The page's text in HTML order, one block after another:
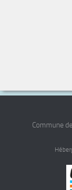
Commune